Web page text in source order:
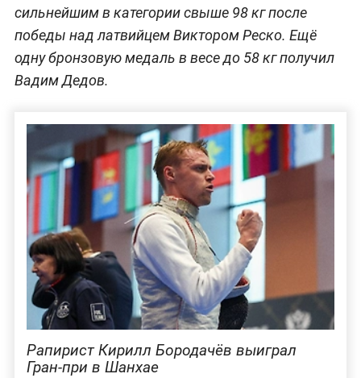
сильнейшим в категории свыше 98 кг после
победы над латвийцем Виктором Реско. Ещё
одну бронзовую медаль в весе до 58 кг получил
Вадим Дедов.
Рапирист Кирилл Бородачёв выиграл
Гран-при в Шанхае